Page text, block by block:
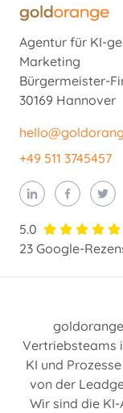
Agentur für KI-
Marketing
Bürgermeister-
30169 Hannover
+49 511 3745457
5.0
23 Google-
Vertriebsteams
KI und
von der
Wir sind die